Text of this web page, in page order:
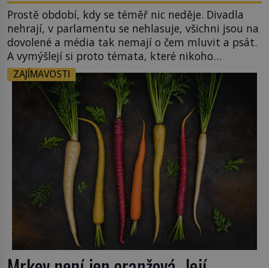
Prostě období, kdy se téměř nic neděje. Divadla
nehrají, v parlamentu se nehlasuje, všichni jsou na
dovolené a média tak nemají o čem mluvit a psát.
A vymýšlejí si proto témata, které nikoho
nezajímají. Proč je však ona letní doba spojovaná
zrovna s okurkami? Okurkovou sezónu známe už
od poloviny 19. století, ovšem jako Češi […]
ZAJÍMAVOSTI